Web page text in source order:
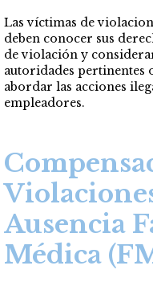
Las víctimas de
deben conocer sus
de violación y
autoridades pertinentes
abordar las acciones
empleadores.
Ausencia
Médica